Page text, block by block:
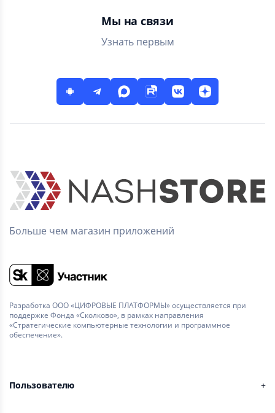
Мы на связи
Узнать первым
Больше чем магазин приложений
Разработка ООО «ЦИФРОВЫЕ ПЛАТФОРМЫ» осуществляется при
поддержке Фонда «Сколково», в рамках направления
«Стратегические компьютерные технологии и программное
обеспечение».
Пользователю